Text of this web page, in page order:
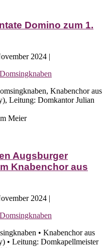
Domino zum 1.
2024 |
Knabenchor aus
Leitung: Domkantor Julian
Meier
Augsburger
Knabenchor aus
2024 |
• Knabenchor aus
• Leitung: Domkapellmeister